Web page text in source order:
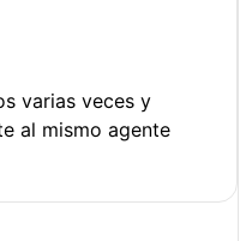
varias veces y
al mismo agente